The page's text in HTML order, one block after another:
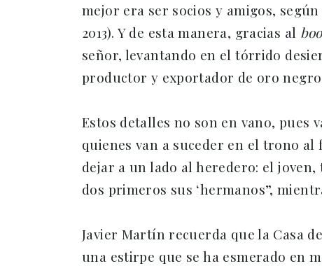
mejor era ser socios y amigos,
2013). Y de esta manera, gracias al
señor, levantando en el tórrido
productor y exportador de oro
Estos detalles no son en vano, pues
quienes van a suceder en el trono
dejar a un lado al heredero: el
dos primeros sus ‘hermanos”,
Javier Martín recuerda que la Casa
una estirpe que se ha esmerado en